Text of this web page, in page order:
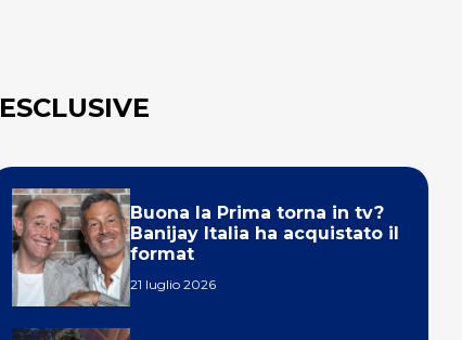
ESCLUSIVE
Buona la Prima torna in tv?
Banijay Italia ha acquistato il
format
21 luglio 2026